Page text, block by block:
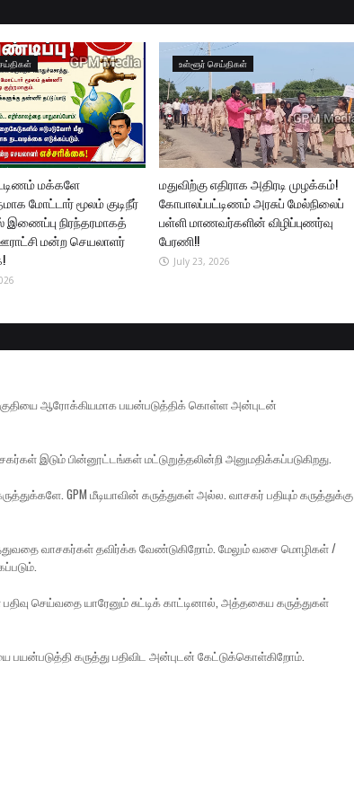
மக்களே
மோட்டார் மூலம் குடிநீர்
இணைப்பு நிரந்தரமாகத்
ஊராட்சி மன்ற செயலாளர்
உள்ளூர் செய்திகள்
மதுவிற்கு எதிராக அதிரடி முழக்கம்!
கோபாலப்பட்டிணம் அரசுப் மேல்நிலைப்
பள்ளி மாணவர்களின் விழிப்புணர்வு
பேரணி!!
July 23, 2026
ஆரோக்கியமாக பயன்படுத்திக் கொள்ள அன்புடன்
இடும் பின்னூட்டங்கள் மட்டுறுத்தலின்றி அனுமதிக்கப்படுகிறது.
GPM மீடியாவின் கருத்துகள் அல்ல. வாசகர் பதியும் கருத்துக்கு
வாசகர்கள் தவிர்க்க வேண்டுகிறோம். மேலும் வசை மொழிகள் /
செய்வதை யாரேனும் சுட்டிக் காட்டினால், அத்தகைய கருத்துகள்
பயன்படுத்தி கருத்து பதிவிட அன்புடன் கேட்டுக்கொள்கிறோம்.